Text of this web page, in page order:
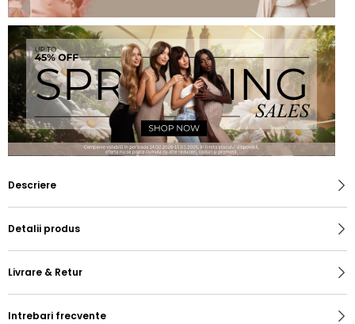
Descriere
Detalii produs
Livrare & Retur
Intrebari frecvente